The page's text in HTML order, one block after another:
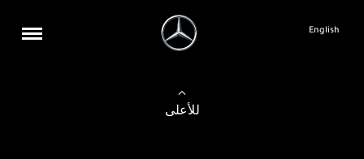
English
للأعلى